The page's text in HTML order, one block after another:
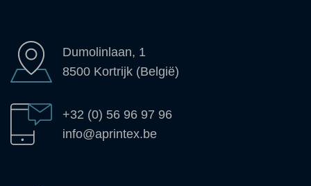
Dumolinlaan, 1
8500 Kortrijk (België)
+32 (0) 56 96 97 96
info@aprintex.be